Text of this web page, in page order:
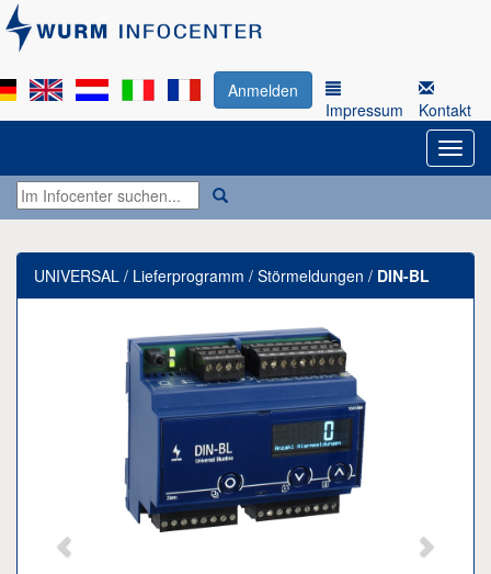
Anmelden
Impressum
Kontakt
UNIVERSAL / Lieferprogramm / Störmeldungen / DIN-BL
Previous